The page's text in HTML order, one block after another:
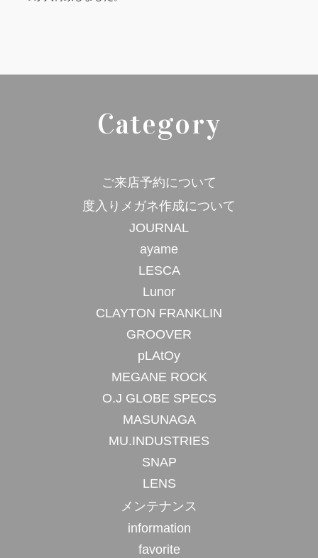
Category
ご来店予約について
度入りメガネ作成について
JOURNAL
ayame
LESCA
Lunor
CLAYTON FRANKLIN
GROOVER
pLAtOy
MEGANE ROCK
O.J GLOBE SPECS
MASUNAGA
MU.INDUSTRIES
SNAP
LENS
メンテナンス
information
favorite